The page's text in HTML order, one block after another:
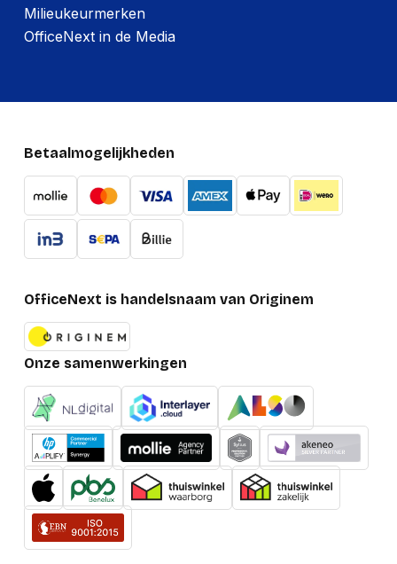
Milieukeurmerken
OfficeNext in de Media
Betaalmogelijkheden
OfficeNext is handelsnaam van Originem
Onze samenwerkingen